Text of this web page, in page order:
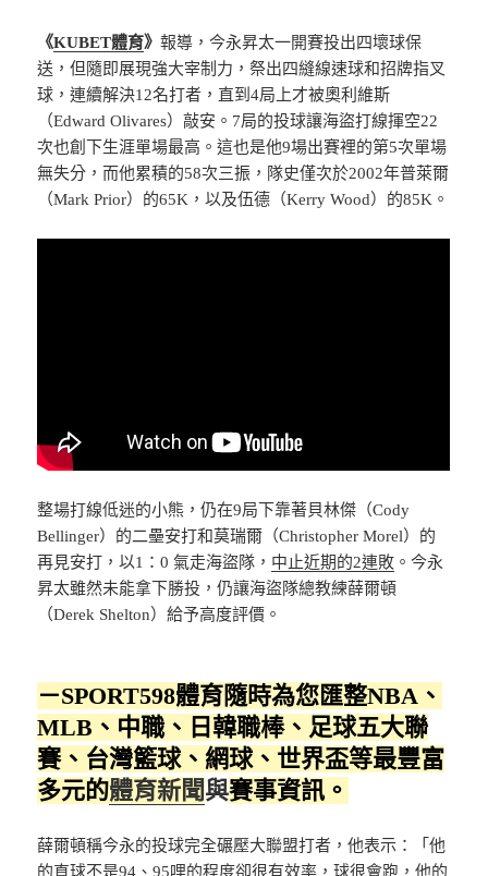
《KUBET體育》報導，今永昇太一開賽投出四壞球保
送，但隨即展現強大宰制力，祭出四縫線速球和招牌指叉
球，連續解決12名打者，直到4局上才被奧利維斯
（Edward Olivares）敲安。7局的投球讓海盜打線揮空22
次也創下生涯單場最高。這也是他9場出賽裡的第5次單場
無失分，而他累積的58次三振，隊史僅次於2002年普萊爾
（Mark Prior）的65K，以及伍德（Kerry Wood）的85K。
整場打線低迷的小熊，仍在9局下靠著貝林傑（Cody
Bellinger）的二壘安打和莫瑞爾（Christopher Morel）的
再見安打，以1：0 氣走海盜隊， 中止近期的2連敗 。今永
昇太雖然未能拿下勝投，仍讓海盜隊總教練薛爾頓
（Derek Shelton）給予高度評價。
－SPORT598體育隨時為您匯整NBA、
MLB、中職、日韓職棒、足球五大聯
賽、台灣籃球、網球、 世界盃等最豐富
多元的體育新聞與賽事資訊。
薛爾頓稱今永的投球完全碾壓大聯盟打者，他表示：「他
的直球不是94、95哩的程度卻很有效率，球很會跑，他的